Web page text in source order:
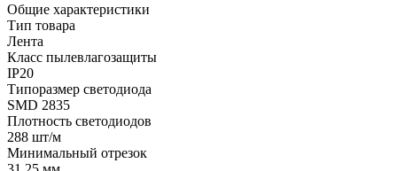
Общие характеристики
Тип товара
Лента
Класс пылевлагозащиты
IP20
Типоразмер светодиода
SMD 2835
Плотность светодиодов
288 шт/м
Минимальный отрезок